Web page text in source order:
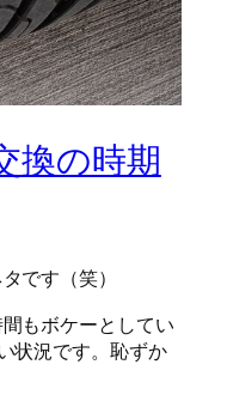
換の時期
です（笑）
もボケーとしてい
状況です。恥ずか